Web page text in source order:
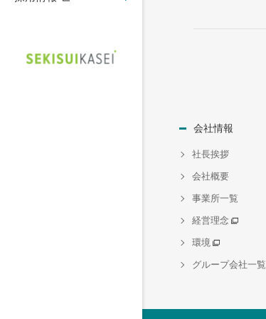
会社情報
社長挨拶
会社概要
事業所一覧
経営理念
環境
グループ会社一覧